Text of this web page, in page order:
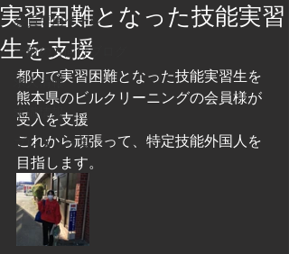
会員専用ページ
一般の方向けブログ
求人情報
求職情報
プレリリース
実習困難となった技能実習
生を支援
都内で実習困難となった技能実習生を
熊本県のビルクリーニングの会員様が
受入を支援
これから頑張って、特定技能外国人を
目指します。